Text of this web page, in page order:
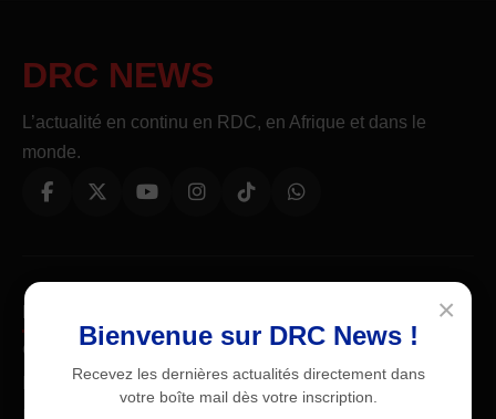
DRC NEWS
L’actualité en continu en RDC, en Afrique et dans le
monde.
Dans l'actualité
Constitution
×
Bienvenue sur DRC News !
Recevez les dernières actualités directement dans
votre boîte mail dès votre inscription.